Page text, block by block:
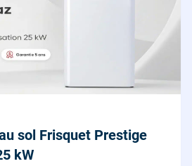
sol Frisquet Prestige
kW